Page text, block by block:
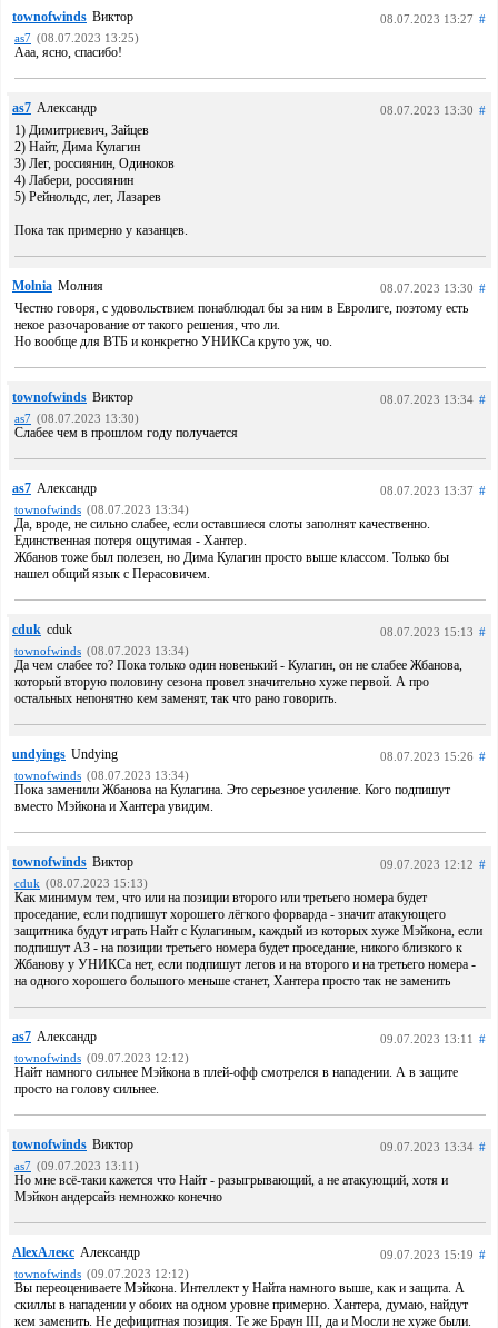
townofwinds Виктор 08.07.2023 13:27 #
as7 (08.07.2023 13:25)
Ааа, ясно, спасибо!
as7 Александр 08.07.2023 13:30 #
1) Димитриевич, Зайцев
2) Найт, Дима Кулагин
3) Лег, россиянин, Одиноков
4) Лабери, россиянин
5) Рейнольдс, лег, Лазарев
Пока так примерно у казанцев.
Molnia Молния 08.07.2023 13:30 #
Честно говоря, с удовольствием понаблюдал бы за ним в Евролиге, поэтому есть
некое разочарование от такого решения, что ли.
Но вообще для ВТБ и конкретно УНИКСа круто уж, чо.
townofwinds Виктор 08.07.2023 13:34 #
as7 (08.07.2023 13:30)
Слабее чем в прошлом году получается
as7 Александр 08.07.2023 13:37 #
townofwinds (08.07.2023 13:34)
Да, вроде, не сильно слабее, если оставшиеся слоты заполнят качественно.
Единственная потеря ощутимая - Хантер.
Жбанов тоже был полезен, но Дима Кулагин просто выше классом. Только бы
нашел общий язык с Перасовичем.
cduk cduk 08.07.2023 15:13 #
townofwinds (08.07.2023 13:34)
Да чем слабее то? Пока только один новенький - Кулагин, он не слабее Жбанова,
который вторую половину сезона провел значительно хуже первой. А про
остальных непонятно кем заменят, так что рано говорить.
undyings Undying 08.07.2023 15:26 #
townofwinds (08.07.2023 13:34)
Пока заменили Жбанова на Кулагина. Это серьезное усиление. Кого подпишут
вместо Мэйкона и Хантера увидим.
townofwinds Виктор 09.07.2023 12:12 #
cduk (08.07.2023 15:13)
Как минимум тем, что или на позиции второго или третьего номера будет
проседание, если подпишут хорошего лёгкого форварда - значит атакующего
защитника будут играть Найт с Кулагиным, каждый из которых хуже Мэйкона, если
подпишут АЗ - на позиции третьего номера будет проседание, никого близкого к
Жбанову у УНИКСа нет, если подпишут легов и на второго и на третьего номера -
на одного хорошего большого меньше станет, Хантера просто так не заменить
as7 Александр 09.07.2023 13:11 #
townofwinds (09.07.2023 12:12)
Найт намного сильнее Мэйкона в плей-офф смотрелся в нападении. А в защите
просто на голову сильнее.
townofwinds Виктор 09.07.2023 13:34 #
as7 (09.07.2023 13:11)
Но мне всё-таки кажется что Найт - разыгрывающий, а не атакующий, хотя и
Мэйкон андерсайз немножко конечно
AlexАлекс Александр 09.07.2023 15:19 #
townofwinds (09.07.2023 12:12)
Вы переоцениваете Мэйкона. Интеллект у Найта намного выше, как и защита. А
скиллы в нападении у обоих на одном уровне примерно. Хантера, думаю, найдут
кем заменить. Не дефицитная позиция. Те же Браун III, да и Мосли не хуже были.